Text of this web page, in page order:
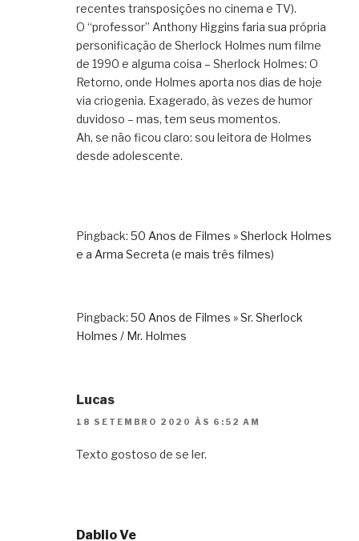
recentes transposições no cinema e TV).
O “professor” Anthony Higgins faria sua própria
personificação de Sherlock Holmes num filme
de 1990 e alguma coisa – Sherlock Holmes: O
Retorno, onde Holmes aporta nos dias de hoje
via criogenia. Exagerado, às vezes de humor
duvidoso – mas, tem seus momentos.
Ah, se não ficou claro: sou leitora de Holmes
desde adolescente.
Pingback: 50 Anos de Filmes » Sherlock Holmes
e a Arma Secreta (e mais três filmes)
Pingback: 50 Anos de Filmes » Sr. Sherlock
Holmes / Mr. Holmes
Lucas
18 SETEMBRO 2020 ÀS 6:52 AM
Texto gostoso de se ler.
Dablio Ve